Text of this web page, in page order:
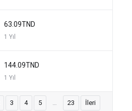
63.09TND
1 Yıl
144.09TND
1 Yıl
3 4 5 … 23 İleri